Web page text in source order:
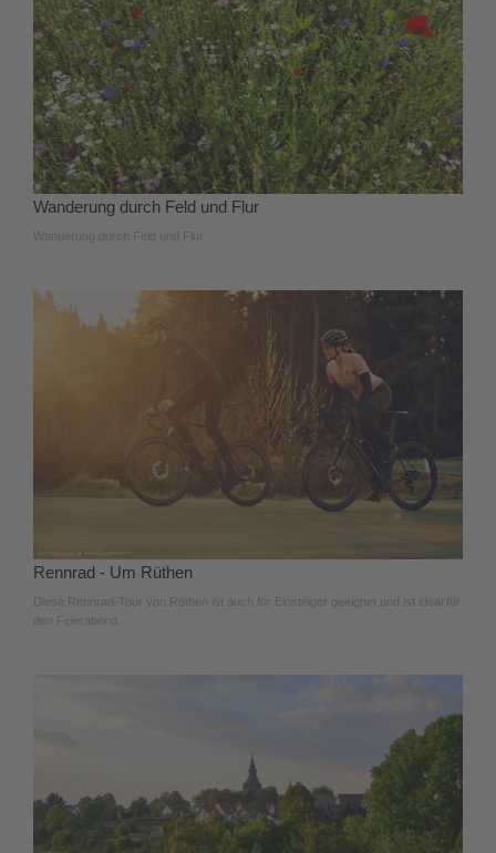
Wanderung durch Feld und Flur
Wanderung durch Feld und Flur
Rennrad - Um Rüthen
Diese Rennrad-Tour von Rüthen ist auch für Einsteiger geeignet und ist ideal für
den Feierabend.